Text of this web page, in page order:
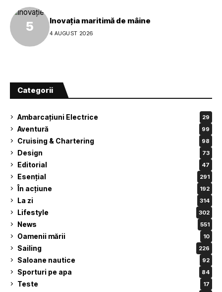
Inovația maritimă de mâine
4 AUGUST 2026
Categorii
Ambarcațiuni Electrice 29
Aventură 99
Cruising & Chartering 98
Design 73
Editorial 47
Esențial 291
În acțiune 192
La zi 314
Lifestyle 302
News 551
Oamenii mării 10
Sailing 226
Saloane nautice 92
Sporturi pe apa 84
Teste 17